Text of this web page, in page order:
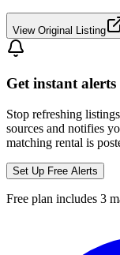
View Original Listing
Get instant
Stop refreshing
sources and notifies
matching rental is
Set Up Free Alerts
Free plan includes 3